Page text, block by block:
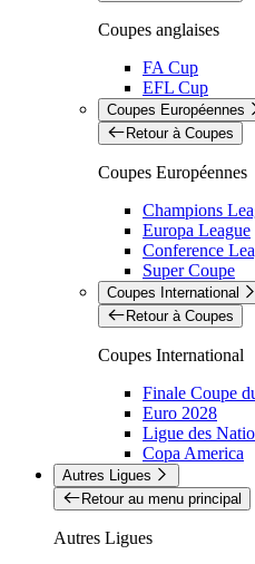
Coupes anglaises
FA Cup
EFL Cup
Coupes Européennes
Retour à Coupes
Coupes Européennes
Champions
Europa League
Conference
Super Coupe
Coupes International
Retour à Coupes
Coupes International
Finale Coupe
Euro 2028
Ligue des
Copa America
Autres Ligues
Retour au menu principal
Autres Ligues